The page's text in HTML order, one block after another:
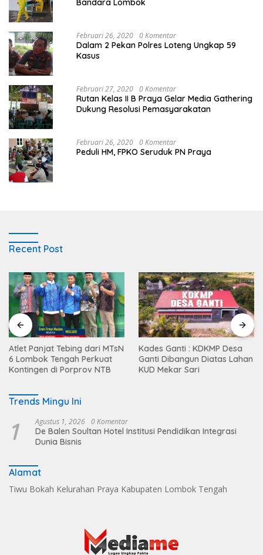
Bandara Lombok
Februari 26, 2020 0 Komentar
Dalam 2 Pekan Polres Loteng Ungkap 59
Kasus
Februari 27, 2020 0 Komentar
Rutan Kelas II B Praya Gelar Media Gathering
Dukung Resolusi Pemasyarakatan
Februari 26, 2020 0 Komentar
Peduli HM, FPKO Seruduk PN Praya
Recent Post
Atlet Panjat Tebing dari MTsN
6 Lombok Tengah Perkuat
Kontingen di Porprov NTB
Kades Ganti : KDKMP Desa
Ganti Dibangun Diatas Lahan
KUD Mekar Sari
Trends Mingu Ini
1 Agustus 1, 2026 0 Komentar
De Balen Soultan Hotel Institusi Pendidikan Integrasi
Dunia Bisnis
Alamat
Tiwu Bokah Kelurahan Praya Kabupaten Lombok Tengah